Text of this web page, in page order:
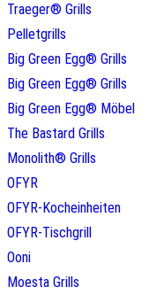
Traeger® Grills
Pelletgrills
Big Green Egg® Grills
Big Green Egg® Grills
Big Green Egg® Möbel
The Bastard Grills
Monolith® Grills
OFYR
OFYR-Kocheinheiten
OFYR-Tischgrill
Ooni
Moesta Grills